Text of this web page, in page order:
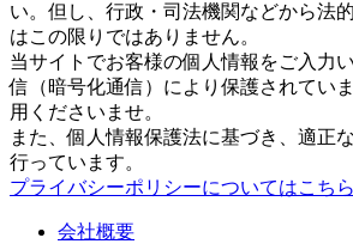
い。但し、行政・司法機関などから法
はこの限りではありません。
当サイトでお客様の個人情報をご入力
信（暗号化通信）により保護されてい
用くださいませ。
また、個人情報保護法に基づき、適正
行っています。
プライバシーポリシーについてはこちら
会社概要